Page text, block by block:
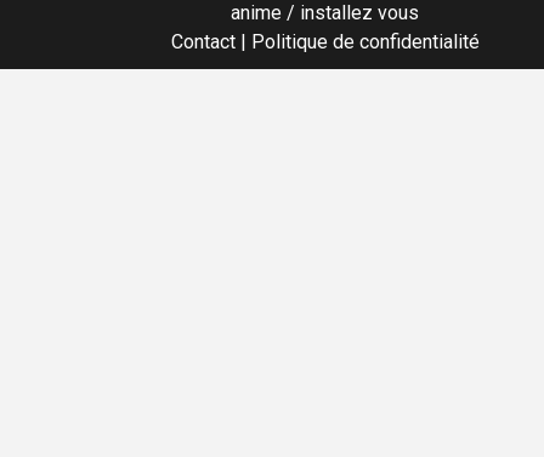
anime / installez vous
Contact| Politique de confidentialité